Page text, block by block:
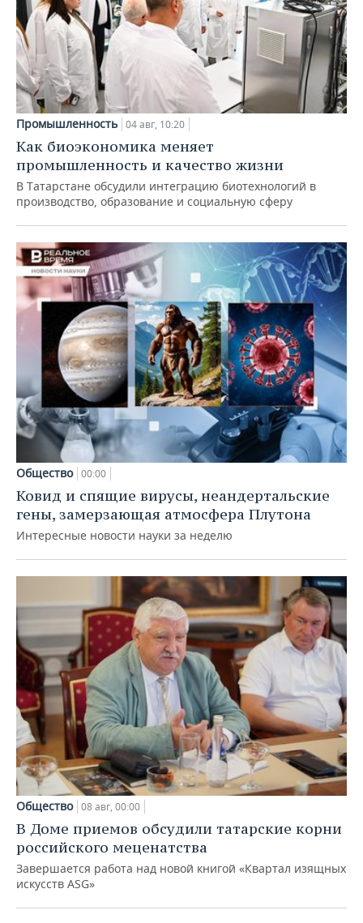
Промышленность 04 авг, 10:20
Как биоэкономика меняет
промышленность и качество жизни
В Татарстане обсудили интеграцию биотехнологий в
производство, образование и социальную сферу
Общество 00:00
Ковид и спящие вирусы, неандертальские
гены, замерзающая атмосфера Плутона
Интересные новости науки за неделю
Общество 08 авг, 00:00
В Доме приемов обсудили татарские корни
российского меценатства
Завершается работа над новой книгой «Квартал изящных
искусств ASG»